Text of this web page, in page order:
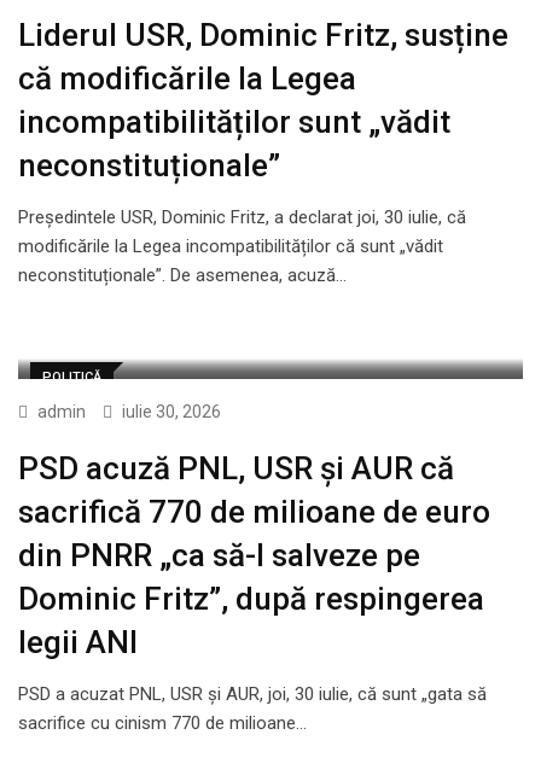
Liderul USR, Dominic Fritz, susține
că modificările la Legea
incompatibilităților sunt „vădit
neconstituționale”
Președintele USR, Dominic Fritz, a declarat joi, 30 iulie, că
modificările la Legea incompatibilităților că sunt „vădit
neconstituționale”. De asemenea, acuză…
POLITICĂ
admin iulie 30, 2026
PSD acuză PNL, USR și AUR că
sacrifică 770 de milioane de euro
din PNRR „ca să-l salveze pe
Dominic Fritz”, după respingerea
legii ANI
PSD a acuzat PNL, USR și AUR, joi, 30 iulie, că sunt „gata să
sacrifice cu cinism 770 de milioane…